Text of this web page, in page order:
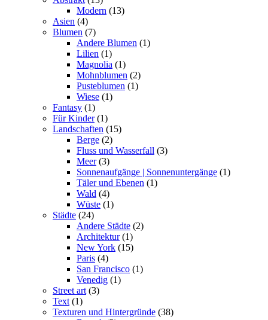
Modern (13)
Asien (4)
Blumen (7)
Andere Blumen (1)
Lilien (1)
Magnolia (1)
Mohnblumen (2)
Pusteblumen (1)
Wiese (1)
Fantasy (1)
Für Kinder (1)
Landschaften (15)
Berge (2)
Fluss und Wasserfall (3)
Meer (3)
Sonnenaufgänge | Sonnenuntergänge (1)
Täler und Ebenen (1)
Wald (4)
Wüste (1)
Städte (24)
Andere Städte (2)
Architektur (1)
New York (15)
Paris (4)
San Francisco (1)
Venedig (1)
Street art (3)
Text (1)
Texturen und Hintergründe (38)